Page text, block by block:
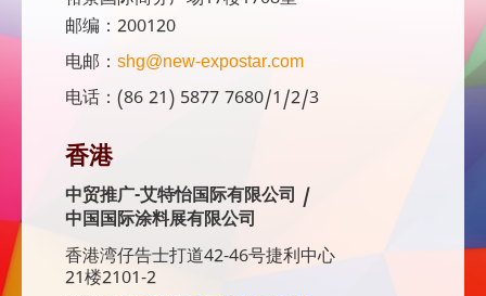
邮编：200120
电邮： shg@new-expostar.com
电话：(86 21) 5877 7680/1/2/3
香港
中贸推广-艾特怡国际有限公司 /
中国国际涂料展有限公司
香港湾仔告士打道42-46号捷利中心
21楼2101-2